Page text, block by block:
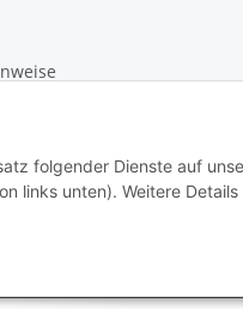
folgender Dienste auf
links unten). Weitere